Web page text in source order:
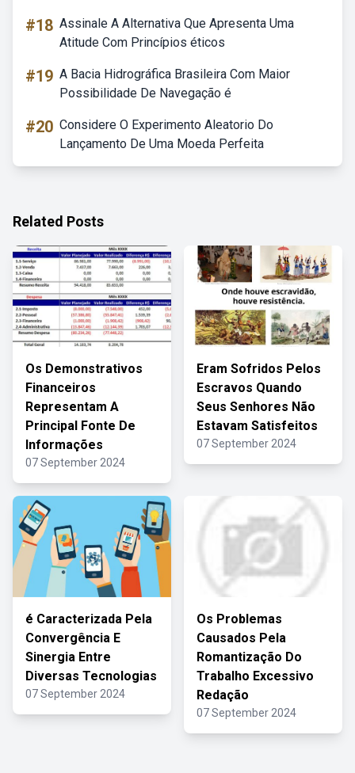
#18 Assinale A Alternativa Que Apresenta Uma
Atitude Com Princípios éticos
#19 A Bacia Hidrográfica Brasileira Com Maior
Possibilidade De Navegação é
#20 Considere O Experimento Aleatorio Do
Lançamento De Uma Moeda Perfeita
Related Posts
Os Demonstrativos
Financeiros
Representam A
Principal Fonte De
Informações
07 September 2024
Eram Sofridos Pelos
Escravos Quando
Seus Senhores Não
Estavam Satisfeitos
07 September 2024
é Caracterizada Pela
Convergência E
Sinergia Entre
Diversas Tecnologias
07 September 2024
Os Problemas
Causados Pela
Romantização Do
Trabalho Excessivo
Redação
07 September 2024